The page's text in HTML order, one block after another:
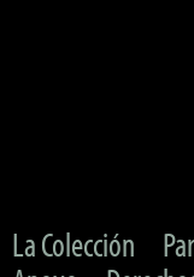
La Colección